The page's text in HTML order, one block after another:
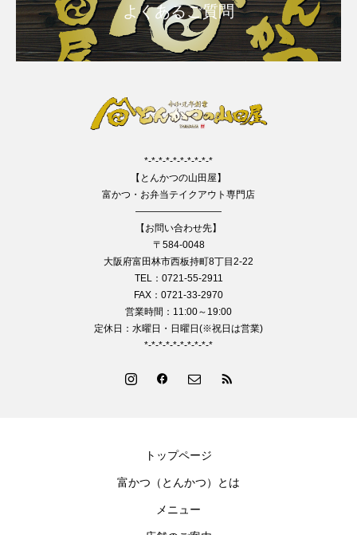
よくあるご質問
*-*-*-*-*-*-*-*-*-*
【とんかつの山田屋】
富かつ・お弁当テイクアウト専門店
—————————
【お問い合わせ先】
〒584-0048
大阪府富田林市西板持町8丁目2-22
TEL：0721-55-2911
FAX：0721-33-2970
営業時間：11:00～19:00
定休日：水曜日・日曜日(※祝日は営業)
*-*-*-*-*-*-*-*-*-*
トップページ
富かつ（とんかつ）とは
メニュー